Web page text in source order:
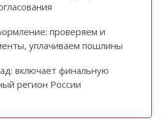
проверяем и
уплачиваем пошлины
включает финальную
регион России